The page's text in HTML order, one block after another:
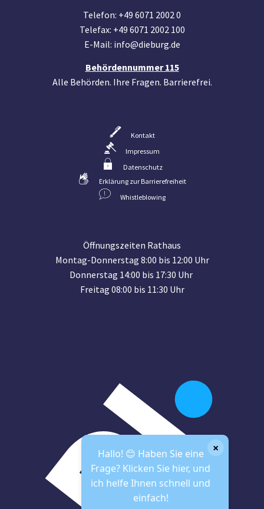
Telefon: +49 6071 2002 0
Telefax: +49 6071 2002 100
E-Mail: info@dieburg.de
Behördennummer 115
Alle Behörden. Ihre Fragen. Barrierefrei.
Kontakt
Impressum
Datenschutz
Erklärung zur Barrierefreiheit
Whistleblowing
Öffnungszeiten Rathaus
Montag-Donnerstag 8:00 bis 12:00 Uhr
Donnerstag 14:00 bis 17:30 Uhr
Freitag 08:00 bis 11:30 Uhr
Hallo! 😊 Haben Sie eine
Frage? Klicken Sie hier, und
ich helfe Ihnen schnell und
einfach!
×